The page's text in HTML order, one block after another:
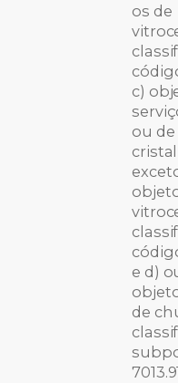
os de
c)
ou de
e d)
de